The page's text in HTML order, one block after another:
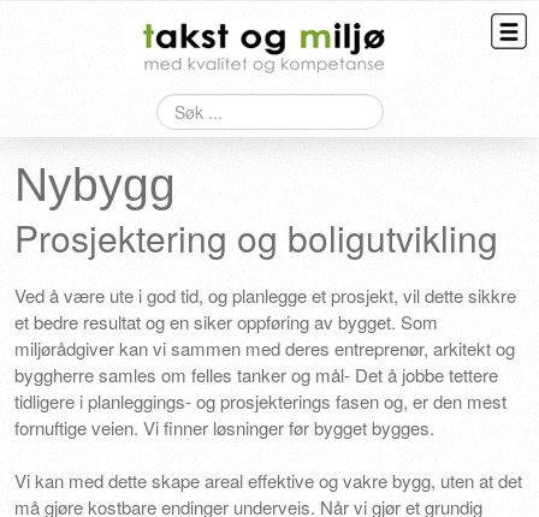
Bygningskontroll
Kontakt
Søk
Nybygg
Prosjektering og boligutvikling
Ved å være ute i god tid, og planlegge et prosjekt, vil dette sikkre
et bedre resultat og en siker oppføring av bygget. Som
miljørådgiver kan vi sammen med deres entreprenør, arkitekt og
byggherre samles om felles tanker og mål- Det å jobbe tettere
tidligere i planleggings- og prosjekterings fasen og, er den mest
fornuftige veien. Vi finner løsninger før bygget bygges.
Vi kan med dette skape areal effektive og vakre bygg, uten at det
må gjøre kostbare endinger underveis. Når vi gjør et grundig